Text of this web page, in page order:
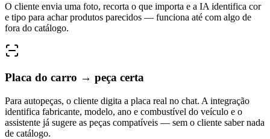
O cliente envia uma foto, recorta o que importa e a IA identifica cor
e tipo para achar produtos parecidos — funciona até com algo de
fora do catálogo.
Placa do carro → peça certa
Para autopeças, o cliente digita a placa real no chat. A integração
identifica fabricante, modelo, ano e combustível do veículo e o
assistente já sugere as peças compatíveis — sem o cliente saber nada
de catálogo.